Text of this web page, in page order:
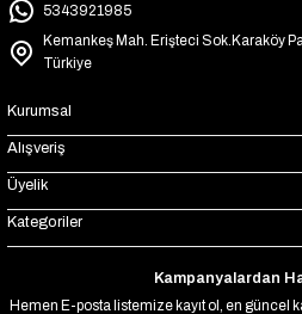
5343921985
Kemankeş Mah. Erişteci Sok.Karaköy
Türkiye
Kurumsal
Alışveriş
Üyelik
Kategoriler
Kampanyalardan
Hemen E-posta listemize kayıt ol, en güncel